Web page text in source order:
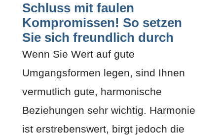
Schluss mit faulen
Kompromissen! So setzen
Sie sich freundlich durch
Wenn Sie Wert auf gute
Umgangsformen legen, sind Ihnen
vermutlich gute, harmonische
Beziehungen sehr wichtig. Harmonie
ist erstrebenswert, birgt jedoch die